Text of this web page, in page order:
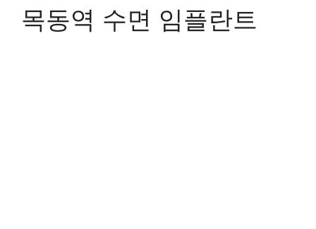
목동역 수면 임플란트